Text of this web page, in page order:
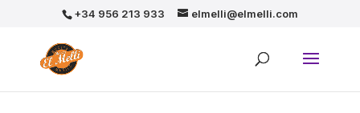
+34 956 213 933 elmelli@elmelli.com